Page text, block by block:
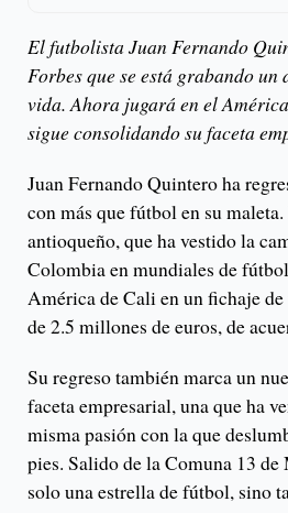
El futbolista Juan Fernando
Forbes que se está grabando un
vida. Ahora jugará en el
sigue consolidando su faceta
Juan Fernando Quintero ha
con más que fútbol en su
antioqueño, que ha vestido la
Colombia en mundiales de
América de Cali en un fichaje
de 2.5 millones de euros, de
Su regreso también marca un
faceta empresarial, una que ha
misma pasión con la que
pies. Salido de la Comuna 13
solo una estrella de fútbol, sino